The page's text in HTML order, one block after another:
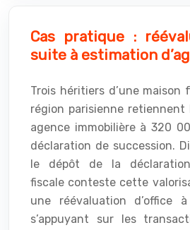
Cas pratique :
suite à estimation
Trois héritiers d’une maison
région parisienne retiennent
agence immobilière à 320
déclaration de succession.
le dépôt de la
fiscale conteste cette
une réévaluation d’office
s’appuyant sur les